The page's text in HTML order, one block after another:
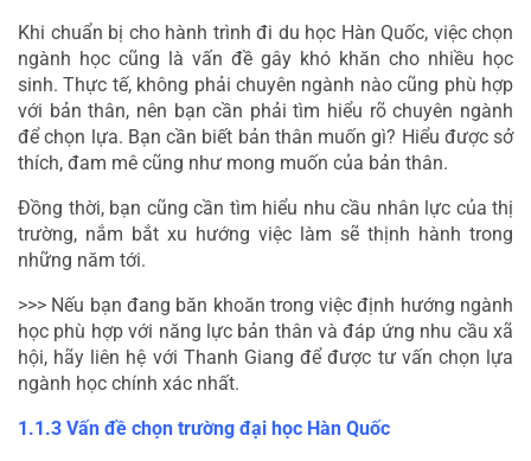
Khi chuẩn bị cho hành trình đi du học Hàn Quốc, việc chọn
ngành học cũng là vấn đề gây khó khăn cho nhiều học
sinh. Thực tế, không phải chuyên ngành nào cũng phù hợp
với bản thân, nên bạn cần phải tìm hiểu rõ chuyên ngành
để chọn lựa. Bạn cần biết bản thân muốn gì? Hiểu được sở
thích, đam mê cũng như mong muốn của bản thân.
Đồng thời, bạn cũng cần tìm hiểu nhu cầu nhân lực của thị
trường, nắm bắt xu hướng việc làm sẽ thịnh hành trong
những năm tới.
>>> Nếu bạn đang băn khoăn trong việc định hướng ngành
học phù hợp với năng lực bản thân và đáp ứng nhu cầu xã
hội, hãy liên hệ với Thanh Giang để được tư vấn chọn lựa
ngành học chính xác nhất.
1.1.3 Vấn đề chọn trường đại học Hàn Quốc